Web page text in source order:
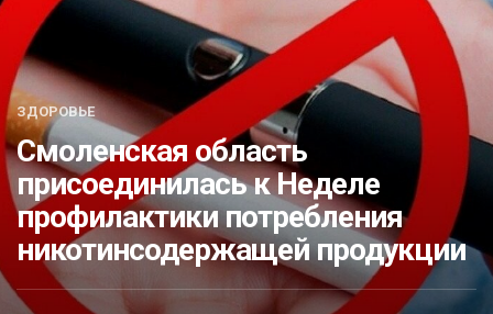
Неожиданный ракурс
Контакты
Люди родного края
Акция
К 70-летию районного Дома культуры
Конкурс
Люди родного края
Национальные проекты
ЗДОРОВЬЕ
Смоленская область
присоединилась к Неделе
профилактики потребления
никотинсодержащей продукции